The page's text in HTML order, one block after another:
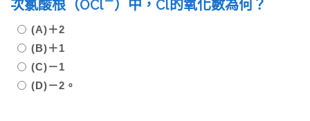
次氯酸根（OCl ）中，Cl的氧化數為何？
(A)＋2
(B)＋1
(C)－1
(D)－2。